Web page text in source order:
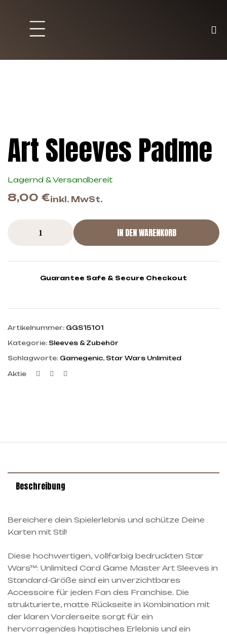
Art Sleeves Padme
Lagernd & Versandbereit
8,00 €inkl. MwSt.
IN DEN WARENKORB
Guarantee Safe & Secure Checkout
Artikelnummer: GGS15101
Kategorie: Sleeves & Zubehör
Schlagworte: Gamegenic, Star Wars Unlimited
Aktie Facebook
Twitter
Beschreibung
Bereichere dein Spielerlebnis und schütze Deine
Karten mit Stil!
Diese hochwertigen, vollfarbig bedruckten Star
Wars™: Unlimited Card Game Master Art Sleeves in
Standard-Größe sind ein unverzichtbares
Accessoire für jeden Fan des Franchise. Die
strukturierte, matte Rückseite in Kombination mit
der klaren Vorderseite sorgt für ein
hervorragendes haptisches Erlebnis und ein